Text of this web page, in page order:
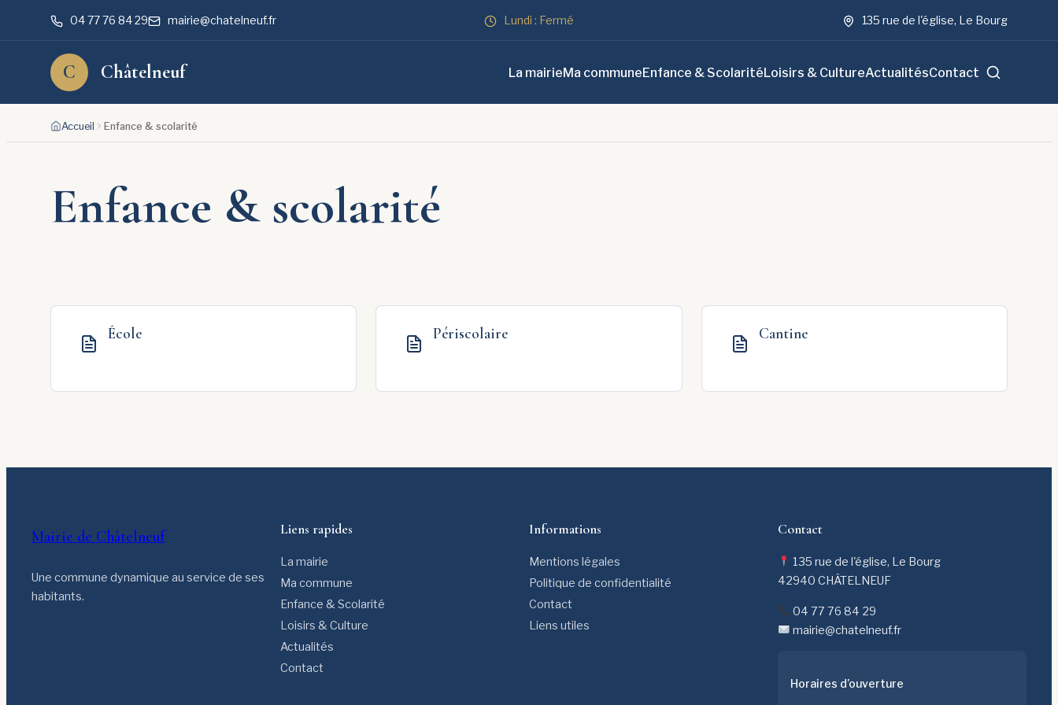
au
04 77 76 84 29 mairie@chatelneuf.fr Lundi : Fermé 135 rue de l'église, Le Bourg
C Châtelneuf La mairieMa communeEnfance & ScolaritéLoisirs & CultureActualitésContact
Accueil Enfance & scolarité
Enfance & scolarité
École Périscolaire Cantine
Mairie de Châtelneuf
Une commune dynamique au service de ses
habitants.
Liens rapides
La mairie
Ma commune
Enfance & Scolarité
Loisirs & Culture
Actualités
Contact
Informations
Mentions légales
Politique de confidentialité
Contact
Liens utiles
Contact
135 rue de l'église, Le Bourg
42940 CHÂTELNEUF
04 77 76 84 29
mairie@chatelneuf.fr
Horaires d’ouverture